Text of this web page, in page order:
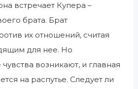
встречает Купера –
брата. Брат
их отношений, считая
для нее. Но
возникают, и главная
на распутье. Следует ли